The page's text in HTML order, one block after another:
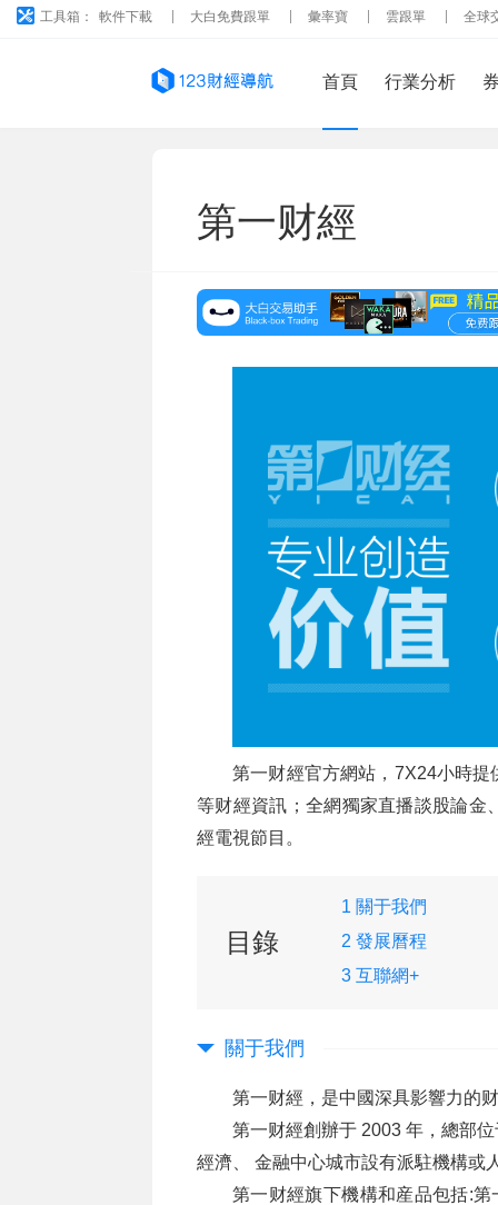
工具箱： 軟件下載 大白免費跟單 彙率寶 雲跟單 全球
首頁 行業分析
第一财經
第一财經官方網站，7X24小時
等财經資訊；全網獨家直播談股論金
經電視節目。
目錄
1 關于我們
2 發展曆程
3 互聯網+
關于我們
第一财經，是中國深具影響力的
第一财經創辦于 2003 年，總部
經濟、 金融中心城市設有派駐機構或
第一财經旗下機構和産品包括: